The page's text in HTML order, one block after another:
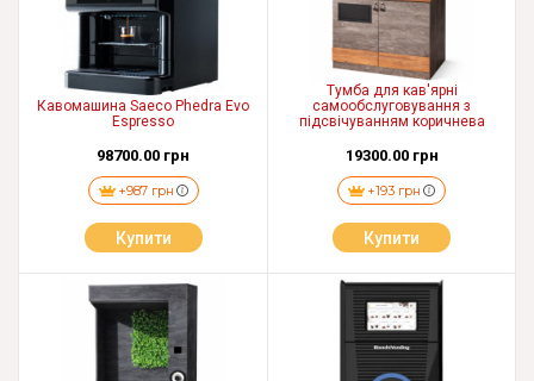
Кавомашина Saeco Phedra Evo
Espresso
98700.00 грн
+987 грн
Купити
Тумба для кав'ярні
самообслуговування з
підсвічуванням коричнева
19300.00 грн
+193 грн
Купити